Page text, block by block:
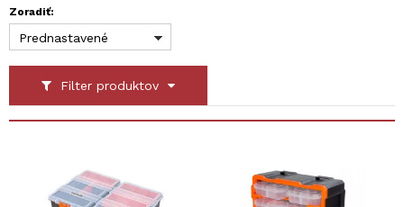
Filter produktov
Zoradiť:
Prednastavené